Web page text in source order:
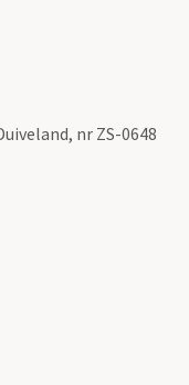
nr ZS-0648